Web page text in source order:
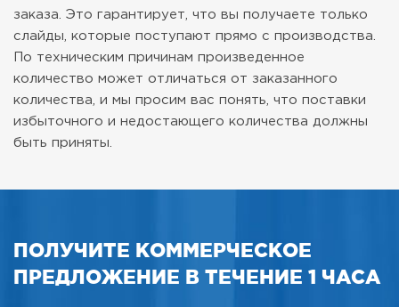
заказа. Это гарантирует, что вы получаете только
слайды, которые поступают прямо с производства.
По техническим причинам произведенное
количество может отличаться от заказанного
количества, и мы просим вас понять, что поставки
избыточного и недостающего количества должны
быть приняты.
ПОЛУЧИТЕ КОММЕРЧЕСКОЕ
ПРЕДЛОЖЕНИЕ В ТЕЧЕНИЕ 1 ЧАСА